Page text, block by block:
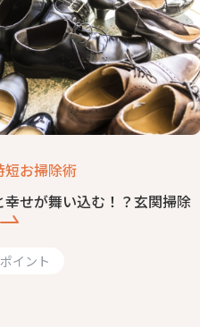
短お掃除術
せが舞い込む！？玄関掃除
イント